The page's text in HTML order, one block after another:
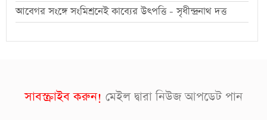
আবেগর সংঙ্গে সংমিশ্রনেই কাব্যের উৎপত্তি - সৃধীন্দ্রনাথ দত্ত
সাবস্ক্রাইব করুন! মেইল দ্বারা নিউজ আপডেট পান